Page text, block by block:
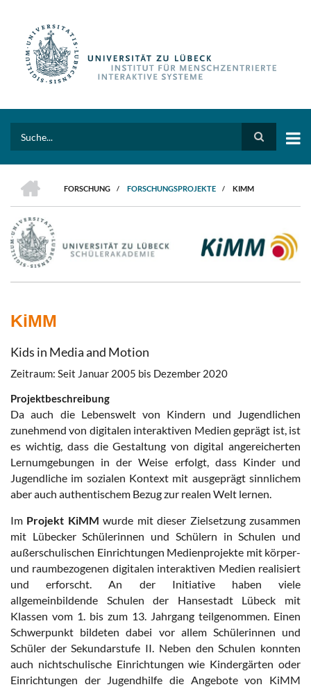
PFADNAVIGATION
FORSCHUNG
/ FORSCHUNGSPROJEKTE / KIMM
KiMM
Kids in Media and Motion
Zeitraum: Seit Januar 2005 bis Dezember 2020
Projektbeschreibung
Da auch die Lebenswelt von Kindern und Jugendlichen
zunehmend von digitalen interaktiven Medien geprägt ist, ist
es wichtig, dass die Gestaltung von digital angereicherten
Lernumgebungen in der Weise erfolgt, dass Kinder und
Jugendliche im sozialen Kontext mit ausgeprägt sinnlichem
aber auch authentischem Bezug zur realen Welt lernen.
Im Projekt KiMM wurde mit dieser Zielsetzung zusammen
mit Lübecker Schülerinnen und Schülern in Schulen und
außerschulischen Einrichtungen Medienprojekte mit körper-
und raumbezogenen digitalen interaktiven Medien realisiert
und erforscht. An der Initiative haben viele
allgemeinbildende Schulen der Hansestadt Lübeck mit
Klassen vom 1. bis zum 13. Jahrgang teilgenommen. Einen
Schwerpunkt bildeten dabei vor allem Schülerinnen und
Schüler der Sekundarstufe II. Neben den Schulen konnten
auch nichtschulische Einrichtungen wie Kindergärten oder
Einrichtungen der Jugendhilfe die Angebote von KiMM